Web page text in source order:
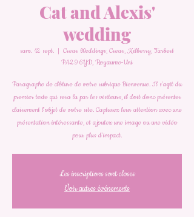
Cat and Alexis'
wedding
sam. 12 sept.
  |
Crear Weddings, Crear, Kilberry, Tarbert
PA29 6YD, Royaume-Uni
Paragraphe de clôture de votre rubrique Bienvenue. Il s'agit du
premier texte qui sera lu par les visiteurs, il doit donc présenter
clairement l'objet de votre site. Capturez leur attention avec une
présentation intéressante, et ajoutez une image ou une vidéo
pour plus d'impact.
Les inscriptions sont closes
Voir autres événements